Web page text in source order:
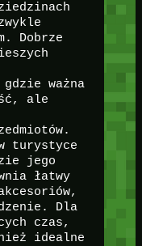
Dobrze
ważna
ale
turystyce
jego
łatwy
Dla
czas,
idealne